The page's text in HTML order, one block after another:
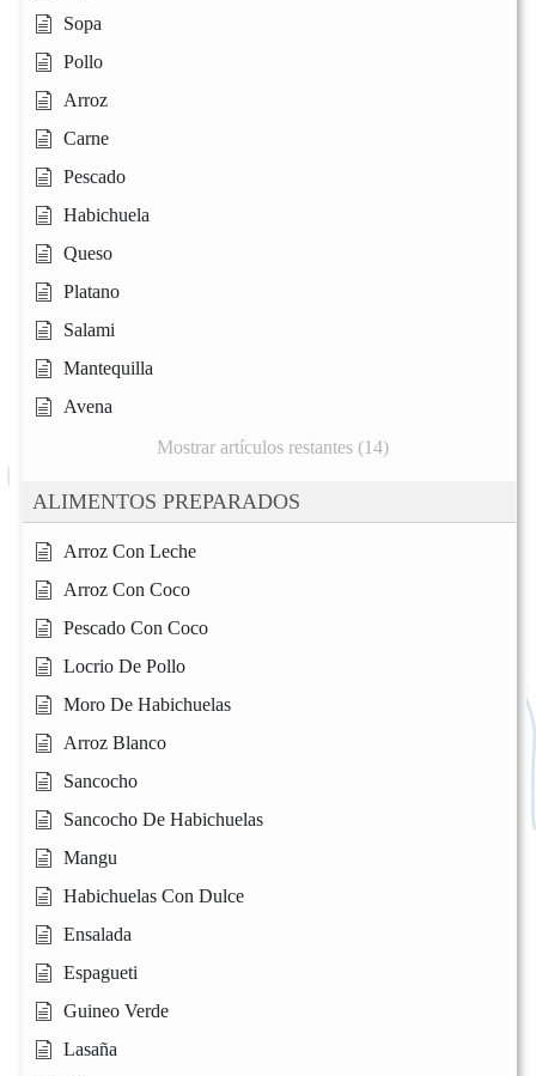
Sopa
Pollo
Arroz
Carne
Pescado
Habichuela
Queso
Platano
Salami
Mantequilla
Avena
Mostrar artículos restantes (14)
ALIMENTOS PREPARADOS
Arroz Con Leche
Arroz Con Coco
Pescado Con Coco
Locrio De Pollo
Moro De Habichuelas
Arroz Blanco
Sancocho
Sancocho De Habichuelas
Mangu
Habichuelas Con Dulce
Ensalada
Espagueti
Guineo Verde
Lasaña